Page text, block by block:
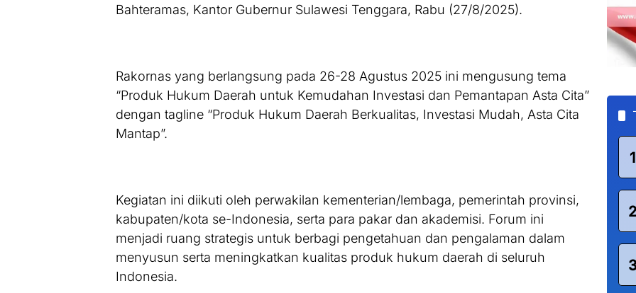
Bahteramas, Kantor Gubernur Sulawesi Tenggara, Rabu (27/8/2025).
Rakornas yang berlangsung pada 26-28 Agustus 2025 ini mengusung tema
“Produk Hukum Daerah untuk Kemudahan Investasi dan Pemantapan Asta Cita”
dengan tagline “Produk Hukum Daerah Berkualitas, Investasi Mudah, Asta Cita
Mantap”.
Kegiatan ini diikuti oleh perwakilan kementerian/lembaga, pemerintah provinsi,
kabupaten/kota se-Indonesia, serta para pakar dan akademisi. Forum ini
menjadi ruang strategis untuk berbagi pengetahuan dan pengalaman dalam
menyusun serta meningkatkan kualitas produk hukum daerah di seluruh
Indonesia.
1
2